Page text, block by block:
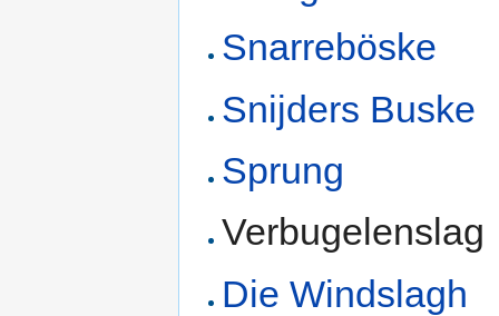
Snarreböske
Snijders Buske
Sprung
Verbugelenslag
Die Windslagh